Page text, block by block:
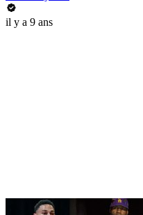
il y a 9 ans